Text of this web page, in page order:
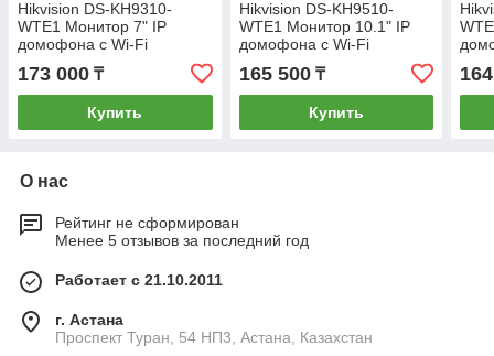
Hikvision DS-KH9310-
WTE1 Монитор 7" IP
домофона с Wi-Fi
173 000 ₸
Купить
Hikvision DS-KH9510-
WTE1 Монитор 10.1" IP
домофона с Wi-Fi
165 500₸
Купить
О нас
Рейтинг не сформирован
Менее 5 отзывов за последний год
Работает с 21.10.2011
г. Астана
Проспект Туран, 54 НП3, Астана, Казахстан